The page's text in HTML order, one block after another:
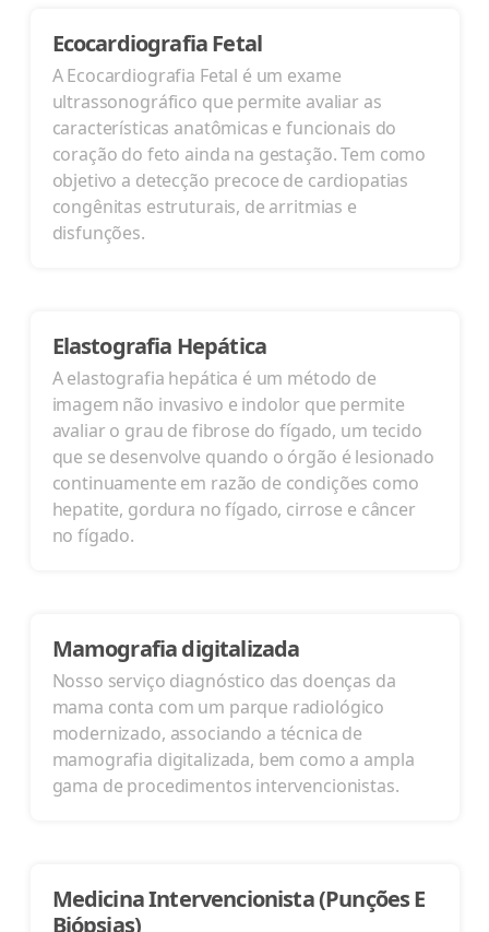
Ecocardiografia Fetal
A Ecocardiografia Fetal é um exame
ultrassonográfico que permite avaliar as
características anatômicas e funcionais do
coração do feto ainda na gestação. Tem como
objetivo a detecção precoce de cardiopatias
congênitas estruturais, de arritmias e
disfunções.
Elastografia Hepática
A elastografia hepática é um método de
imagem não invasivo e indolor que permite
avaliar o grau de fibrose do fígado, um tecido
que se desenvolve quando o órgão é lesionado
continuamente em razão de condições como
hepatite, gordura no fígado, cirrose e câncer
no fígado.
Mamografia digitalizada
Nosso serviço diagnóstico das doenças da
mama conta com um parque radiológico
modernizado, associando a técnica de
mamografia digitalizada, bem como a ampla
gama de procedimentos intervencionistas.
Medicina Intervencionista (Punções E
Biópsias)